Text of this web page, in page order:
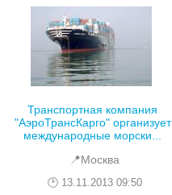
Транспортная компания
"АэроТрансКарго" организует
международные морски...
📍Москва
13.11.2013 09:50